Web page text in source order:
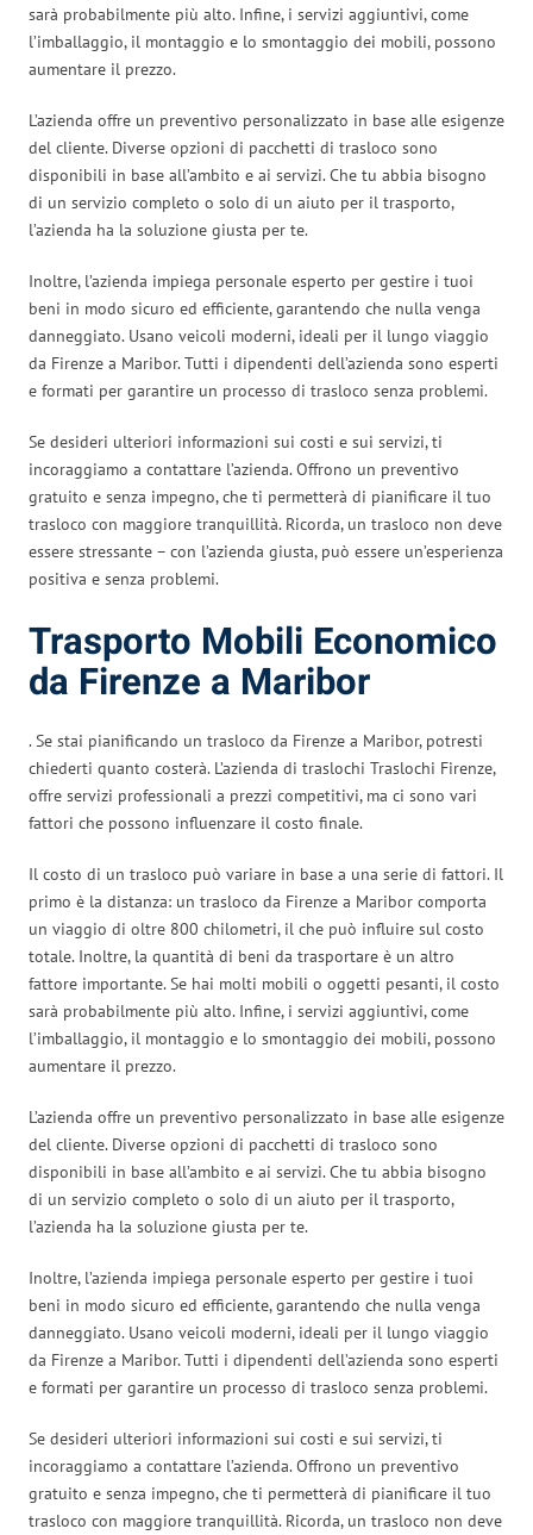
sarà probabilmente più alto. Infine, i servizi aggiuntivi, come
l’imballaggio, il montaggio e lo smontaggio dei mobili, possono
aumentare il prezzo.
L’azienda offre un preventivo personalizzato in base alle esigenze
del cliente. Diverse opzioni di pacchetti di trasloco sono
disponibili in base all’ambito e ai servizi. Che tu abbia bisogno
di un servizio completo o solo di un aiuto per il trasporto,
l’azienda ha la soluzione giusta per te.
Inoltre, l’azienda impiega personale esperto per gestire i tuoi
beni in modo sicuro ed efficiente, garantendo che nulla venga
danneggiato. Usano veicoli moderni, ideali per il lungo viaggio
da Firenze a Maribor. Tutti i dipendenti dell’azienda sono esperti
e formati per garantire un processo di trasloco senza problemi.
Se desideri ulteriori informazioni sui costi e sui servizi, ti
incoraggiamo a contattare l’azienda. Offrono un preventivo
gratuito e senza impegno, che ti permetterà di pianificare il tuo
trasloco con maggiore tranquillità. Ricorda, un trasloco non deve
essere stressante – con l’azienda giusta, può essere un’esperienza
positiva e senza problemi.
Trasporto Mobili Economico
da Firenze a Maribor
. Se stai pianificando un trasloco da Firenze a Maribor, potresti
chiederti quanto costerà. L’azienda di traslochi Traslochi Firenze,
offre servizi professionali a prezzi competitivi, ma ci sono vari
fattori che possono influenzare il costo finale.
Il costo di un trasloco può variare in base a una serie di fattori. Il
primo è la distanza: un trasloco da Firenze a Maribor comporta
un viaggio di oltre 800 chilometri, il che può influire sul costo
totale. Inoltre, la quantità di beni da trasportare è un altro
fattore importante. Se hai molti mobili o oggetti pesanti, il costo
sarà probabilmente più alto. Infine, i servizi aggiuntivi, come
l’imballaggio, il montaggio e lo smontaggio dei mobili, possono
aumentare il prezzo.
L’azienda offre un preventivo personalizzato in base alle esigenze
del cliente. Diverse opzioni di pacchetti di trasloco sono
disponibili in base all’ambito e ai servizi. Che tu abbia bisogno
di un servizio completo o solo di un aiuto per il trasporto,
l’azienda ha la soluzione giusta per te.
Inoltre, l’azienda impiega personale esperto per gestire i tuoi
beni in modo sicuro ed efficiente, garantendo che nulla venga
danneggiato. Usano veicoli moderni, ideali per il lungo viaggio
da Firenze a Maribor. Tutti i dipendenti dell’azienda sono esperti
e formati per garantire un processo di trasloco senza problemi.
Se desideri ulteriori informazioni sui costi e sui servizi, ti
incoraggiamo a contattare l’azienda. Offrono un preventivo
gratuito e senza impegno, che ti permetterà di pianificare il tuo
trasloco con maggiore tranquillità. Ricorda, un trasloco non deve